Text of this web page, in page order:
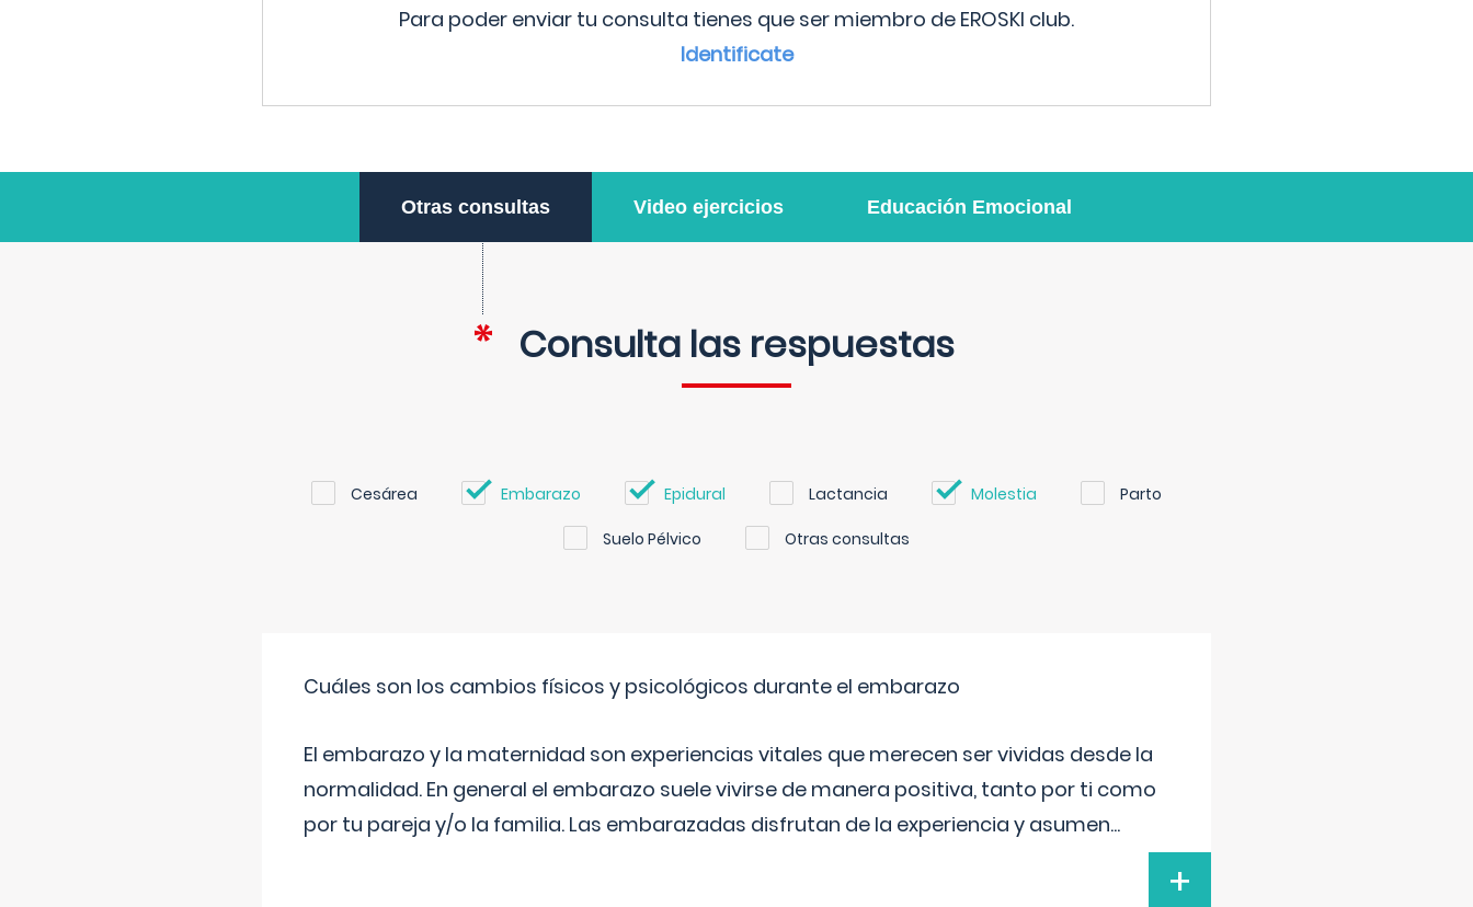
Para poder enviar tu consulta tienes que ser miembro de EROSKI club.
Identificate
Otras consultas Video ejercicios Educación Emocional
Consulta las respuestas
Cesárea Embarazo Epidural Lactancia Molestia Parto
Suelo Pélvico Otras consultas
Cuáles son los cambios físicos y psicológicos durante el embarazo
El embarazo y la maternidad son experiencias vitales que merecen ser vividas desde la
normalidad. En general el embarazo suele vivirse de manera positiva, tanto por ti como
por tu pareja y/o la familia. Las embarazadas disfrutan de la experiencia y asumen...
+